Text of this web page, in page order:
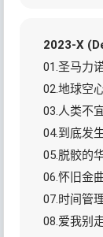
2023-X
01.圣马力
02.地球空
03.人类不
04.到底发
05.脱骹的
06.怀旧金
07.时间管
08.爱我别